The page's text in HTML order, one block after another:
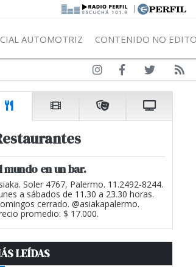
|
AUTOMOTRIZ CONTENIDO NO
mundo en un bar.
Soler 4767, Palermo. 11.2492-8244.
a sábados de 11.30 a 23.30 horas.
cerrado. @asiakapalermo.
promedio: $ 17.000.
LEÍDAS